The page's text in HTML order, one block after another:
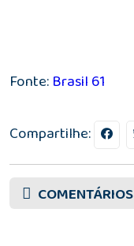
Fonte:Brasil 61
Compartilhe:
COMENTÁRIOS